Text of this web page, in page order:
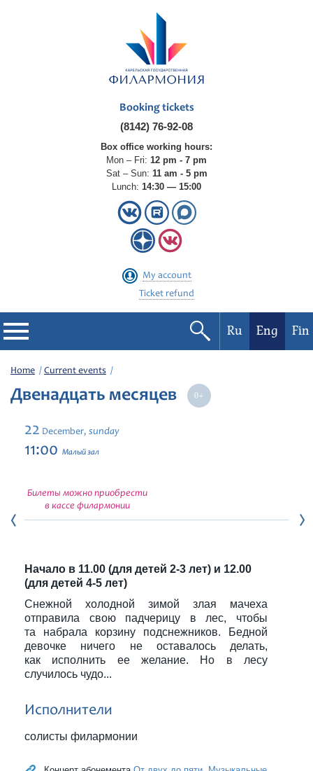
Booking tickets
(8142) 76-92-08
Box office working hours:
Mon – Fri: 12 pm - 7 pm
Sat – Sun: 11 am - 5 pm
Lunch: 14:30 — 15:00
My account
Ticket refund
Philharmonic
Current events
Festivals
Ru Eng Fin
Home Current events
Двенадцать месяцев
22 December, sunday
11:00 Малый зал
Билеты можно приобрести
в кассе филармонии
Начало в 11.00 (для детей 2-3 лет) и 12.00
(для детей 4-5 лет)
Снежной холодной зимой злая мачеха
отправила свою падчерицу в лес, чтобы
та набрала корзину подснежников. Бедной
девочке ничего не оставалось делать,
как исполнить ее желание. Но в лесу
случилось чудо...
Исполнители
солисты филармонии